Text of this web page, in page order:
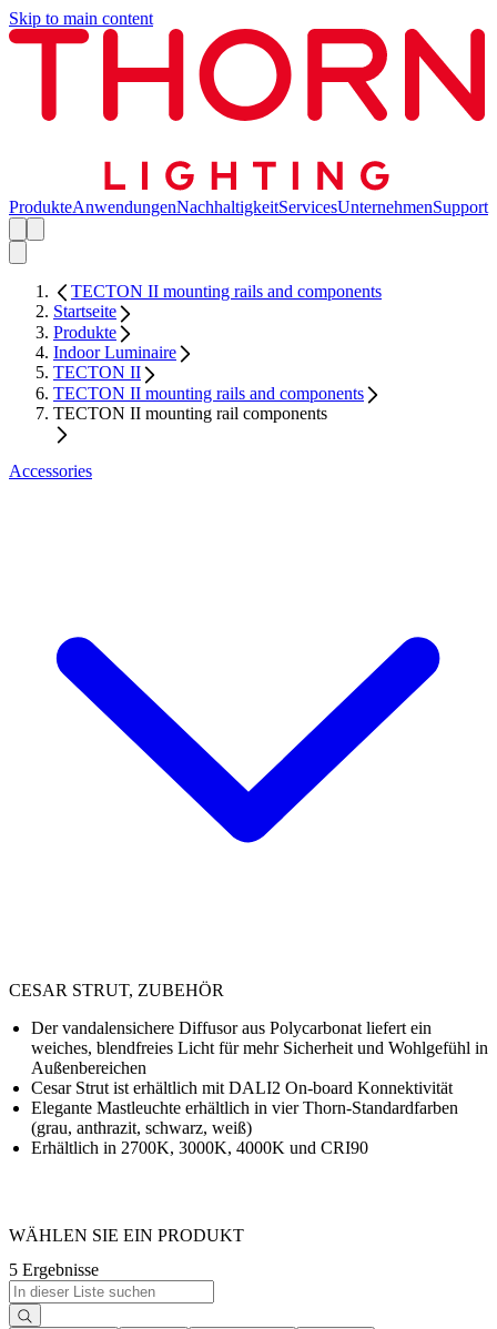
Skip to main content
ProdukteAnwendungenNachhaltigkeitServicesUnternehmenSupport
TECTON II mounting rails and components
Startseite
Produkte
Indoor Luminaire
TECTON II
TECTON II mounting rails and components
TECTON II mounting rail components
Accessories
CESAR STRUT, ZUBEHÖR
Der vandalensichere Diffusor aus Polycarbonat liefert ein
weiches, blendfreies Licht für mehr Sicherheit und Wohlgefühl in
Außenbereichen
Cesar Strut ist erhältlich mit DALI2 On-board Konnektivität
Elegante Mastleuchte erhältlich in vier Thorn-Standardfarben
(grau, anthrazit, schwarz, weiß)
Erhältlich in 2700K, 3000K, 4000K und CRI90
WÄHLEN SIE EIN PRODUKT
5 Ergebnisse